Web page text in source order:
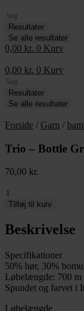
Search
...Resultater
Se alle resultater
0,00 kr. 0 Kurv
0,00 kr. 0 Kurv
Search
...Resultater
Se alle resultater
Forside / Garn /
Trio – Bottle
70,00 kr.
Trio
Green
antal
Tilføj til kurv
Beskrivelse
Specifikationer
50% hør, 30%
Løbelængde: 700 m
Spundet og farvet i
Løbelængde